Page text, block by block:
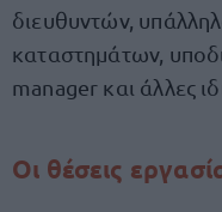
διευθυντών,
καταστημάτων,
manager και άλλες
Οι θέσεις